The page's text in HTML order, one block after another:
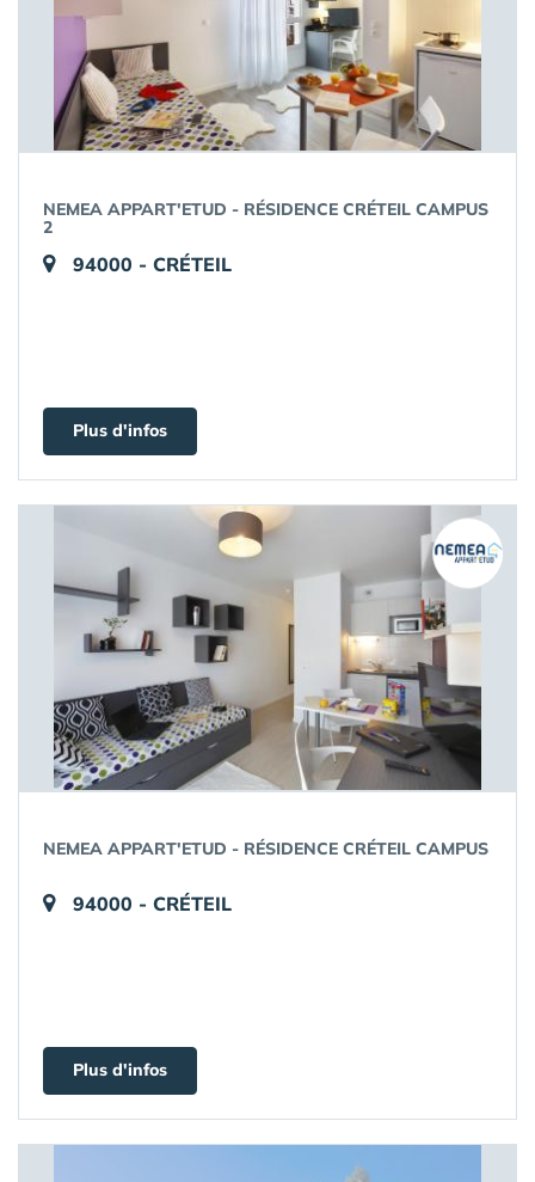
NEMEA APPART'ETUD - RÉSIDENCE CRÉTEIL CAMPUS
2
94000 - CRÉTEIL
Plus d'infos
NEMEA APPART'ETUD - RÉSIDENCE CRÉTEIL CAMPUS
94000 - CRÉTEIL
Plus d'infos